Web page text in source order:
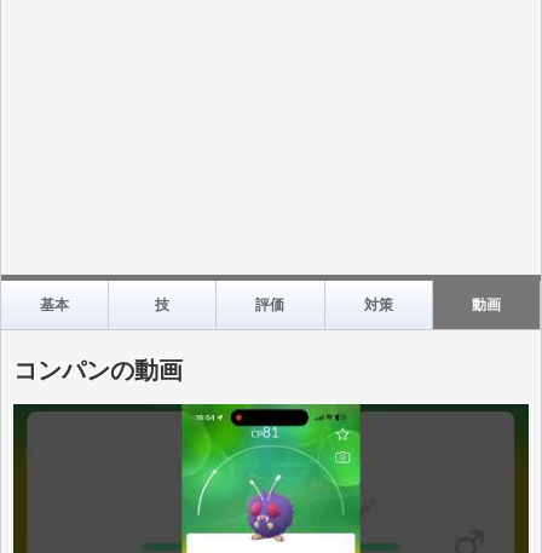
基本 技 評価 対策 動画
コンパンの動画